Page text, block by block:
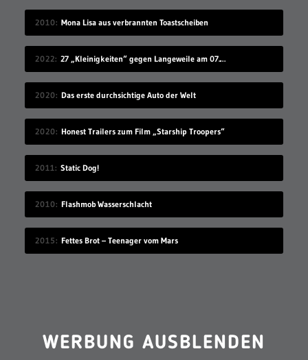
2010 Mona Lisa aus verbrannten Toastscheiben
2022 27 „Kleinigkeiten“ gegen Langeweile am 07.08.2022
2020 Das erste durchsichtige Auto der Welt
2020 Honest Trailers zum Film „Starship Troopers“
2011 Static Dog!
2010 Flashmob Wasserschlacht
2015 Fettes Brot – Teenager vom Mars
WERBUNG AUSBLENDEN